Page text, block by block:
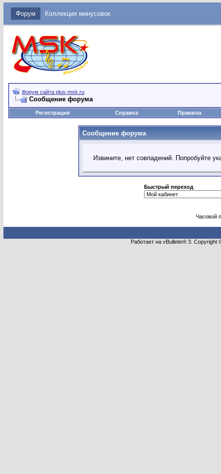
Форум Коллекция минусовок
Форум сайта plus-msk.ru
Сообщение форума
Регистрация Справка Правила
Сообщение форума
Извините, нет совпадений. Попробуйте
Быстрый переход
Часовой
Работает на vBulletin® 3.